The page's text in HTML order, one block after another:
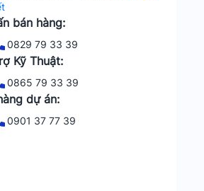
bán hàng:
0829 79 33 39
Kỹ Thuật:
0865 79 33 39
dự án:
0901 37 77 39